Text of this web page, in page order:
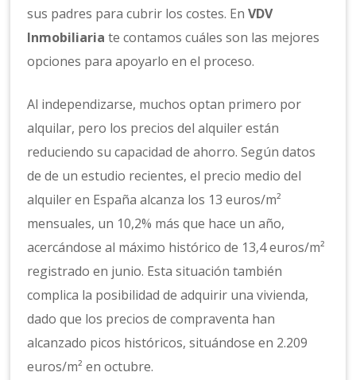
sus padres para cubrir los costes. EnVDV
Inmobiliaria te contamos cuáles son las mejores
opciones para apoyarlo en el proceso.
Al independizarse, muchos optan primero por
alquilar, pero los precios del alquiler están
reduciendo su capacidad de ahorro. Según datos
de de un estudio recientes, el precio medio del
alquiler en España alcanza los 13 euros/m²
mensuales, un 10,2% más que hace un año,
acercándose al máximo histórico de 13,4 euros/m²
registrado en junio. Esta situación también
complica la posibilidad de adquirir una vivienda,
dado que los precios de compraventa han
alcanzado picos históricos, situándose en 2.209
euros/m² en octubre.